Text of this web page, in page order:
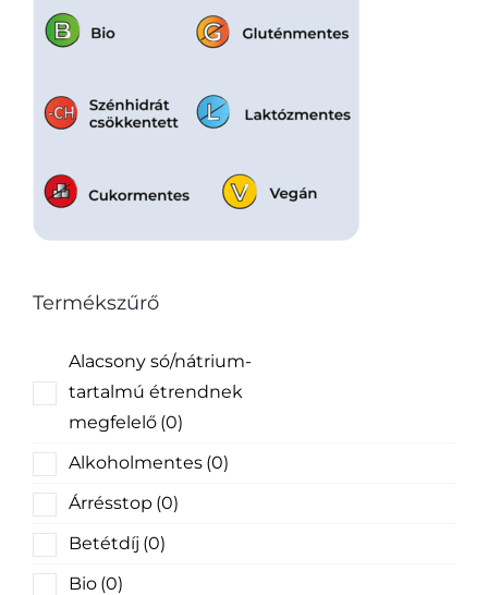
Termékszűrő
Alacsony só/nátrium-
tartalmú étrendnek
megfelelő (0)
Alkoholmentes (0)
Árrésstop (0)
Betétdíj (0)
Bio (0)